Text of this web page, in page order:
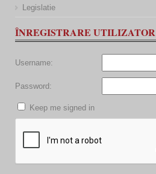
Legislatie
ÎNREGISTRARE UTILIZATOR
Username:
Password:
Keep me signed in